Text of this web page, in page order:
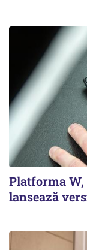
Platforma
lansează